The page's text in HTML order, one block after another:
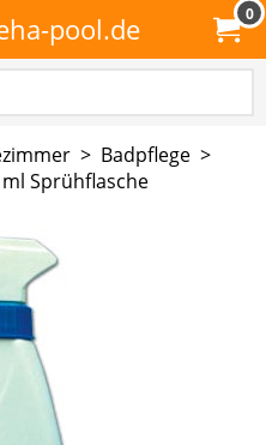
pool.de 0
> Badpflege >
Sprühflasche